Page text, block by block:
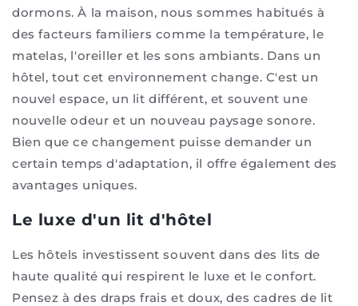
dormons. À la maison, nous sommes habitués à
des facteurs familiers comme la température, le
matelas, l'oreiller et les sons ambiants. Dans un
hôtel, tout cet environnement change. C'est un
nouvel espace, un lit différent, et souvent une
nouvelle odeur et un nouveau paysage sonore.
Bien que ce changement puisse demander un
certain temps d'adaptation, il offre également des
avantages uniques.
Le luxe d'un lit d'hôtel
Les hôtels investissent souvent dans des lits de
haute qualité qui respirent le luxe et le confort.
Pensez à des draps frais et doux, des cadres de lit